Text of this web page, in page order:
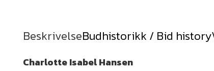
BeskrivelseBudhistorikk / Bid history
Charlotte Isabel Hansen